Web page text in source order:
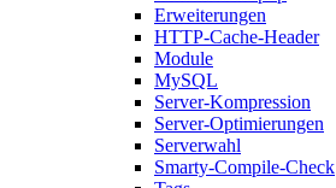
Erweiterungen
HTTP-Cache-Header
Module
MySQL
Server-Kompression
Server-Optimierungen
Serverwahl
Smarty-Compile-Check